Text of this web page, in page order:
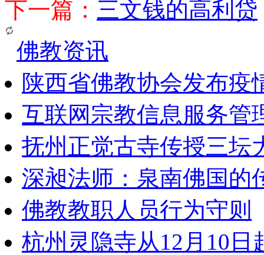
下一篇： 三文钱的高利贷
佛教资讯
陕西省佛教协会发布疫
互联网宗教信息服务管
抚州正觉古寺传授三坛
深昶法师：泉南佛国的
佛教教职人员行为守则
杭州灵隐寺从12月10日